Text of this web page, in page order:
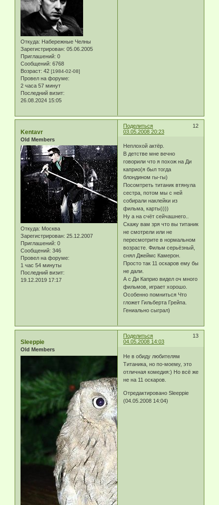
Откуда: Набережные Челны
Зарегистрирован: 05.06.2005
Приглашений: 0
Сообщений: 6768
Возраст: 42 [1984-02-08]
Провел на форуме:
2 часа 57 минут
Последний визит:
26.08.2024 15:05
Поделиться
12
03.05.2008 20:23
Kentavr
Old Members
Откуда: Москва
Зарегистрирован: 25.12.2007
Приглашений: 0
Сообщений: 346
Провел на форуме:
1 час 54 минуты
Последний визит:
19.12.2019 17:17
Неплохой актёр.
В детстве мне вечно
говорили что я похож на Ди
каприо(я был тогда
блондином гы-гы)
Посомтреть титаник втянула
сестра, потом мы с ней
собирали наклейки из
фильма, карты))))
Ну а на счёт сейчашнего..
Скажу вам зря что вы титаник
не смотрели или не
пересмотрите в нормальном
возрасте. Фильм серьёзный,
снял Джеймс Камерон.
Просто так 11 оскаров ему бы
не дали.
А с Ди Каприо видел оч много
фильмов, играет хорошо.
Особенно помниться Что
гложет Гильберта Грейпа.
Гениально сыграл)
Поделиться
13
04.05.2008 14:03
Sleeppie
Old Members
Не в обиду любителям
Титаника, но по-моему, это
отличная комедия:) Но всё же
не на 11 оскаров.
Отредактировано Sleeppie
(04.05.2008 14:04)